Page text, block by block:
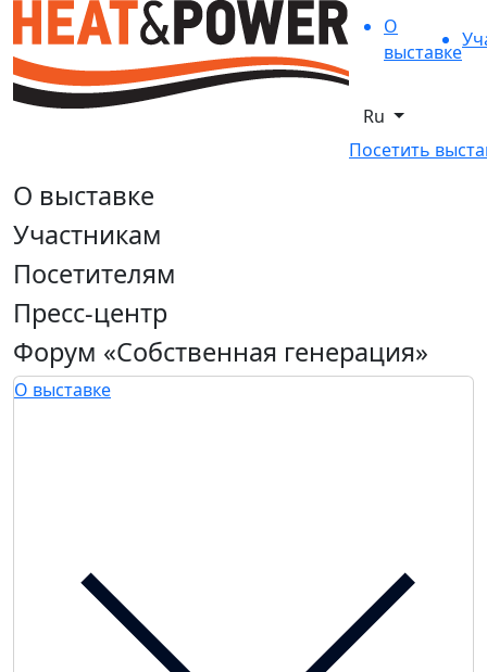
О
выставке
Ru
Посетить
О выставке
Участникам
Посетителям
Пресс-центр
Форум «Собственная генерация»
О выставке